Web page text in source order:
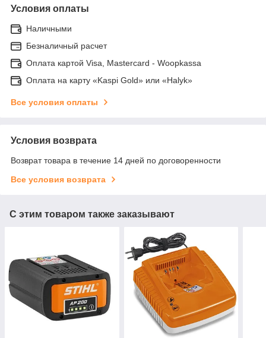
Условия оплаты
Наличными
Безналичный расчет
Оплата картой Visa, Mastercard - Woopkassa
Оплата на карту «Kaspi Gold» или «Halyk»
Все условия оплаты
Условия возврата
Возврат товара в течение 14 дней по договоренности
Все условия возврата
С этим товаром также заказывают